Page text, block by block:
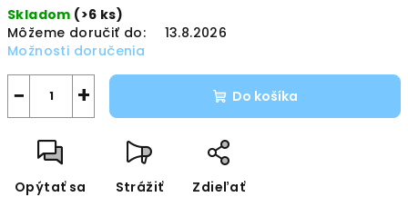
cena:
Skladom (>6 ks)
Môžeme doručiť do:
13.8.2026
Možnosti doručenia
+
− Do košíka
Opýtať sa Strážiť Zdieľať